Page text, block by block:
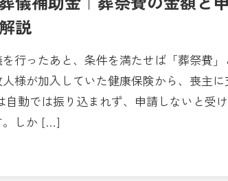
説
行ったあと、条件を満たせば「葬祭費
様が加入していた健康保険から、喪主
自動では振り込まれず、申請しないと受
。しか […]